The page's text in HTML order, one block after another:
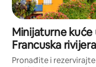
Minijaturne kuće
Francuska rivijera
Pronađite i